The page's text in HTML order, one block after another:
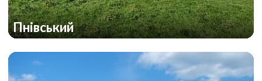
Пнівський